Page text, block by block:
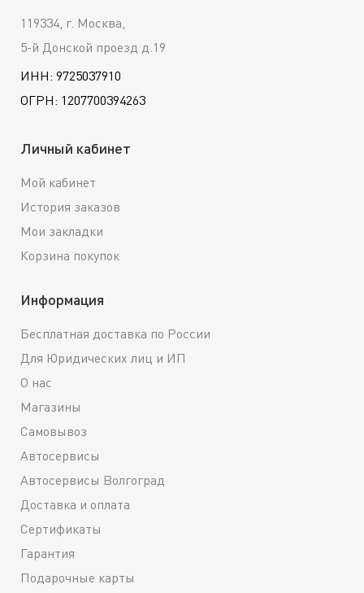
119334, г. Москва,
5-й Донской проезд д.19
ИНН: 9725037910
ОГРН: 1207700394263
Личный кабинет
Мой кабинет
История заказов
Мои закладки
Корзина покупок
Информация
Бесплатная доставка по России
Для Юридических лиц и ИП
О нас
Магазины
Самовывоз
Автосервисы
Автосервисы Волгоград
Доставка и оплата
Сертификаты
Гарантия
Подарочные карты